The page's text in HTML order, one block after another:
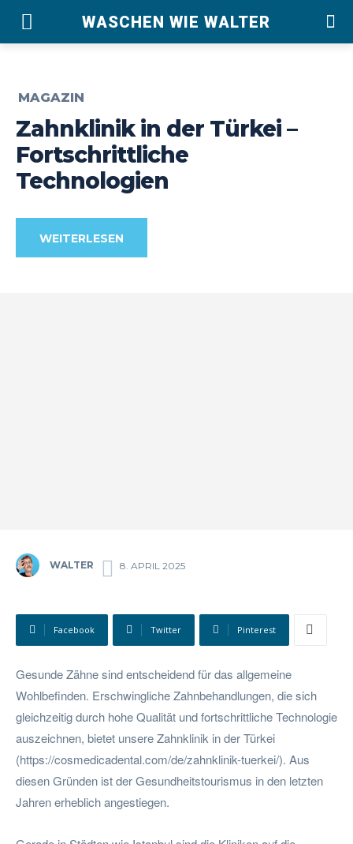
WASCHEN WIE WALTER
MAGAZIN
Zahnklinik in der Türkei –
Fortschrittliche
Technologien
WEITERLESEN
WALTER 8. APRIL 2025
Facebook Twitter Pinterest
Gesunde Zähne sind entscheidend für das allgemeine
Wohlbefinden. Erschwingliche Zahnbehandlungen, die sich
gleichzeitig durch hohe Qualität und fortschrittliche Technologie
auszeichnen, bietet unsere Zahnklinik in der Türkei
(https://cosmedicadental.com/de/zahnklinik-tuerkei/). Aus
diesen Gründen ist der Gesundheitstourismus in den letzten
Jahren erheblich angestiegen.